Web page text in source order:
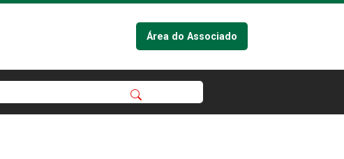
Área do Associado